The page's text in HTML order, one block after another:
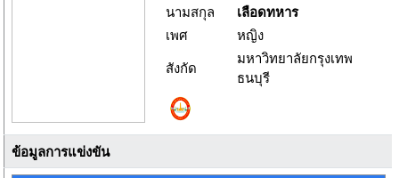
นามสกุล
เลือดทหาร
เพศ
หญิง
สังกัด
มหาวิทยาลัยกรุงเทพ
ธนบุรี
ข้อมูลการแข่งขัน